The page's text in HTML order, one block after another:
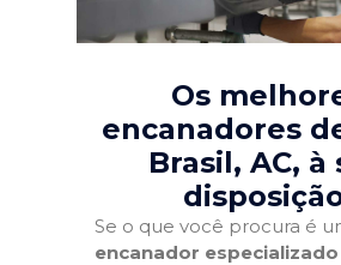
Os
encanadores
Brasil, AC, à
Se o que você procura é
encanador especializado